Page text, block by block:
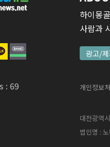
: 69
하이몽
사람과
광고/
개인정보
대전광역
법인명 :